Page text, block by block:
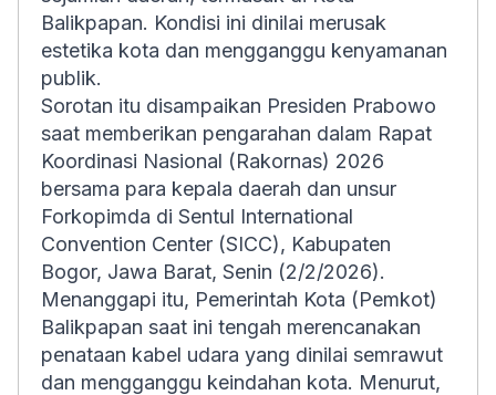
Balikpapan. Kondisi ini dinilai merusak
estetika kota dan mengganggu kenyamanan
publik.
Sorotan itu disampaikan Presiden Prabowo
saat memberikan pengarahan dalam Rapat
Koordinasi Nasional (Rakornas) 2026
bersama para kepala daerah dan unsur
Forkopimda di Sentul International
Convention Center (SICC), Kabupaten
Bogor, Jawa Barat, Senin (2/2/2026).
Menanggapi itu, Pemerintah Kota (Pemkot)
Balikpapan saat ini tengah merencanakan
penataan kabel udara yang dinilai semrawut
dan mengganggu keindahan kota. Menurut,